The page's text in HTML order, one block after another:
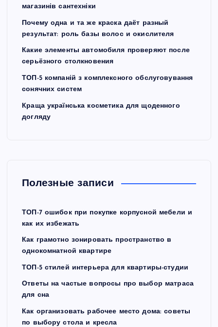
магазинів сантехніки
Почему одна и та же краска даёт разный
результат: роль базы волос и окислителя
Какие элементы автомобиля проверяют после
серьёзного столкновения
ТОП-5 компаній з комплексного обслуговування
сонячних систем
Краща українська косметика для щоденного
догляду
Полезные записи
ТОП-7 ошибок при покупке корпусной мебели и
как их избежать
Как грамотно зонировать пространство в
однокомнатной квартире
ТОП-5 стилей интерьера для квартиры-студии
Ответы на частые вопросы про выбор матраса
для сна
Как организовать рабочее место дома: советы
по выбору стола и кресла